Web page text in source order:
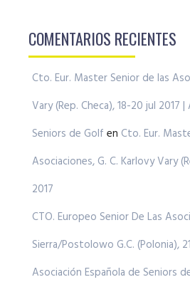
COMENTARIOS RECIENTES
Cto. Eur. Master Senior de las
Vary (Rep. Checa), 18-20 jul 2017
Seniors de Golf en Cto. Eur.
Asociaciones, G. C. Karlovy Vary
2017
CTO. Europeo Senior De Las
Sierra/Postolowo G.C. (Polonia),
Asociación Española de Seniors